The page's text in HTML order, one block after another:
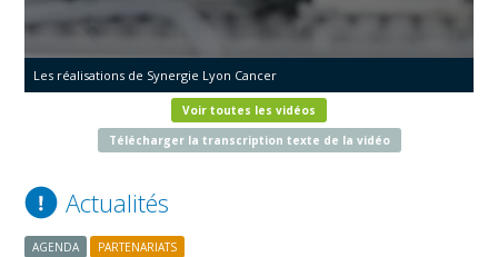
Les réalisations de Synergie Lyon Cancer
Voir toutes les vidéos
Télécharger la transcription texte de la vidéo
Actualités
AGENDA PARTENARIATS